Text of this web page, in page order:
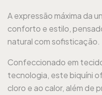
A expressão máxima da
conforto e estilo,
natural com sofisticação.
Confeccionado em
tecnologia, este biquíni
cloro e ao calor, além de